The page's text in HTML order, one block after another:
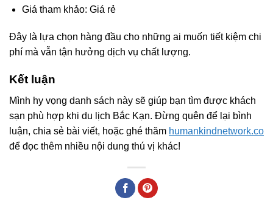
Giá tham khảo: Giá rẻ
Đây là lựa chọn hàng đầu cho những ai muốn tiết kiệm chi
phí mà vẫn tận hưởng dịch vụ chất lượng.
Kết luận
Mình hy vọng danh sách này sẽ giúp bạn tìm được khách
sạn phù hợp khi du lịch Bắc Kạn. Đừng quên để lại bình
luận, chia sẻ bài viết, hoặc ghé thăm humankindnetwork.co
để đọc thêm nhiều nội dung thú vị khác!